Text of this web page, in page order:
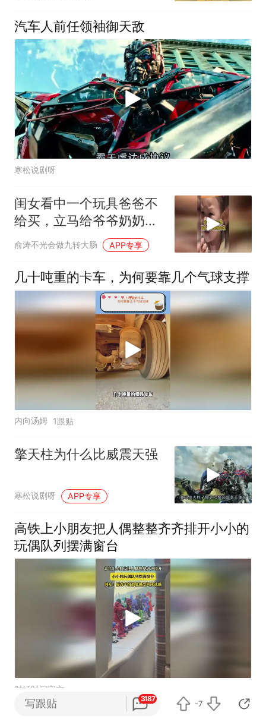
汽车人前任领袖御天敌
寒松说剧呀
闺女看中一个玩具爸爸不
给买，立马给爷爷奶奶发
消息告状
俞涛不光会做九转大肠 APP专享
几十吨重的卡车，为何要靠几个气球支撑
内向汤姆 1跟贴
擎天柱为什么比威震天强
寒松说剧呀 APP专享
高铁上小朋友把人偶整整齐齐排开小小的
玩偶队列摆满窗台
财经时间官方
写跟贴 3187
-7